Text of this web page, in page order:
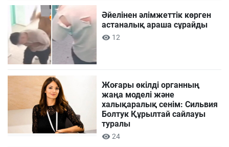
Әйелінен әлімжеттік көрген
астаналық араша сұрайды
12
Жоғары өкілді органның
жаңа моделі және
халықаралық сенім: Сильвия
Болтук Құрылтай сайлауы
туралы
24